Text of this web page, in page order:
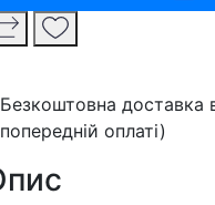
Безкоштовна доставка
попередній оплаті)